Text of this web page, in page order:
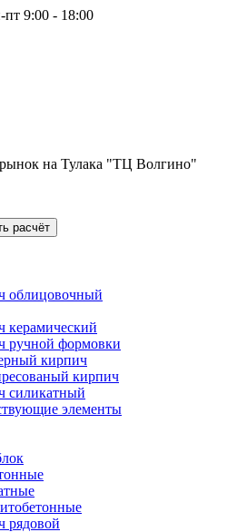
9:00 - 18:00
на Тулака "ТЦ Волгино"
расчёт
облицовочный
керамический
ручной формовки
кирпич
кирпич
силикатный
элементы
рядовой